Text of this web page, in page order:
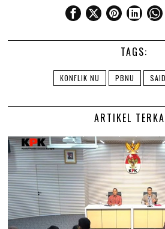
TAGS:
KONFLIK NU PBNU
ARTIKEL